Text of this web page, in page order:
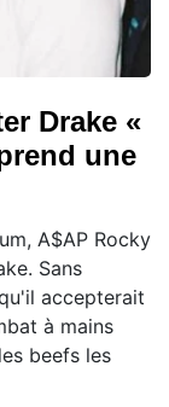
Drake «
une
A$AP Rocky
Sans
accepterait
à mains
beefs les